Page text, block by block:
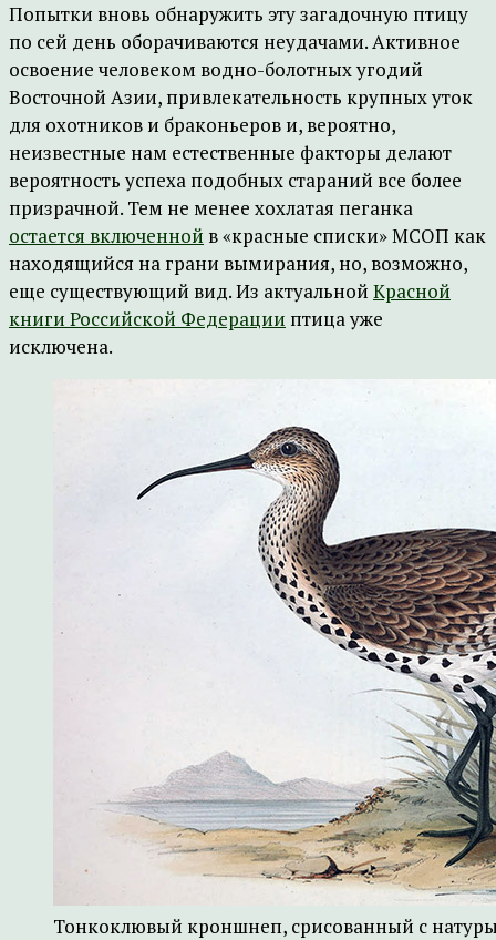
Попытки вновь обнаружить эту загадочную птицу
по сей день оборачиваются неудачами. Активное
освоение человеком водно-болотных угодий
Восточной Азии, привлекательность крупных уток
для охотников и браконьеров и, вероятно,
неизвестные нам естественные факторы делают
вероятность успеха подобных стараний все более
призрачной. Тем не менее хохлатая пеганка
остается включенной в «красные списки» МСОП как
находящийся на грани вымирания, но, возможно,
еще существующий вид. Из актуальной Красной
книги Российской Федерации птица уже
исключена.
Тонкоклювый кроншнеп, срисованный с